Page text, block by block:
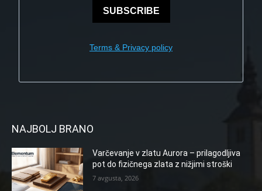
SUBSCRIBE
Terms & Privacy policy
NAJBOLJ BRANO
Varčevanje v zlatu Aurora – prilagodljiva
pot do fizičnega zlata z nižjimi stroški
7 avgusta, 2026